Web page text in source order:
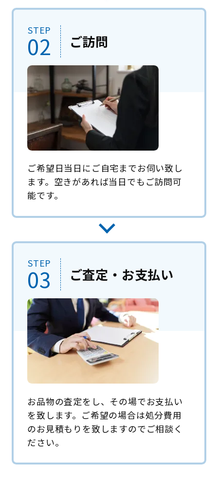
STEP
02 ご訪問
ご希望日当日にご自宅までお伺い致し
ます。空きがあれば当日でもご訪問可
能です。
STEP
03 ご査定・お支払い
お品物の査定をし、その場でお支払い
を致します。ご希望の場合は処分費用
のお見積もりを致しますのでご相談く
ださい。